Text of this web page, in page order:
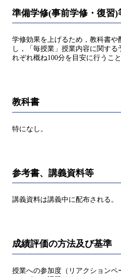
準備学修(事前学修・復習
学修効果を上げるため，教科書
し，「毎授業」授業内容に関す
れぞれ概ね100分を目安に行うこと
教科書
特になし。
参考書、講義資料等
講義資料は講義中に配布される。
成績評価の方法及び基準
授業への参加度（リアクションペ